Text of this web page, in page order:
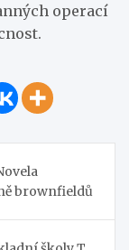
operací
brownfieldů